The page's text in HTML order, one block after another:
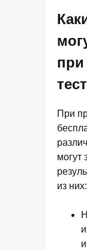
при
При
могут
из них: